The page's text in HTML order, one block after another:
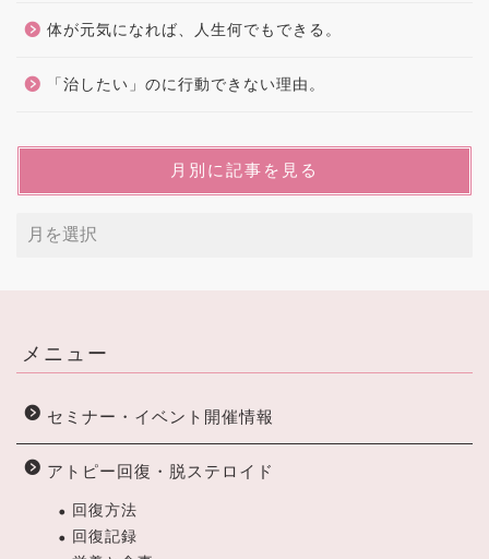
体が元気になれば、人生何でもできる。
「治したい」のに行動できない理由。
月別に記事を見る
メニュー
セミナー・イベント開催情報
アトピー回復・脱ステロイド
回復方法
回復記録